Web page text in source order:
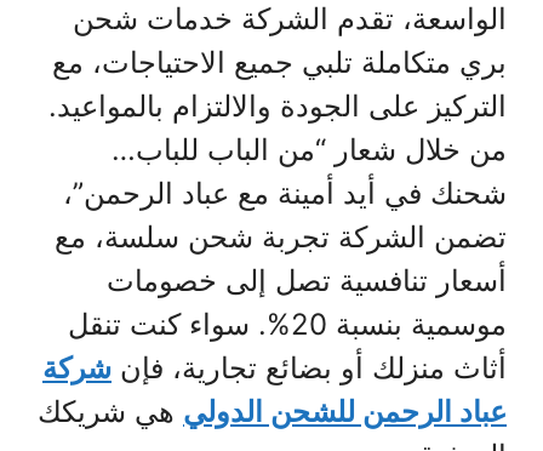
الواسعة، تقدم الشركة خدمات شحن
بري متكاملة تلبي جميع الاحتياجات، مع
التركيز على الجودة والالتزام بالمواعيد.
من خلال شعار “من الباب للباب…
شحنك في أيد أمينة مع عباد الرحمن”،
تضمن الشركة تجربة شحن سلسة، مع
أسعار تنافسية تصل إلى خصومات
موسمية بنسبة 20%. سواء كنت تنقل
أثاث منزلك أو بضائع تجارية، فإن شركة
عباد الرحمن للشحن الدولي هي شريكك